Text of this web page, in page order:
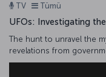
TV Tümü
UFOs: Investigating
The hunt to unravel the
revelations from